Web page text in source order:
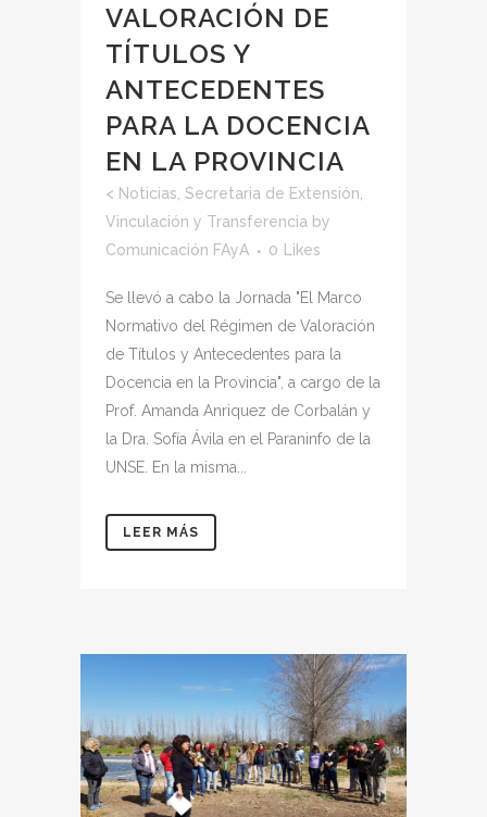
VALORACIÓN DE
TÍTULOS Y
ANTECEDENTES
PARA LA DOCENCIA
EN LA PROVINCIA
< Noticias Secretaria de Extensión,
Vinculación y Transferencia by
Comunicación FAyA
0 Likes
Se llevó a cabo la Jornada "El Marco
Normativo del Régimen de Valoración
de Títulos y Antecedentes para la
Docencia en la Provincia", a cargo de la
Prof. Amanda Anriquez de Corbalán y
la Dra. Sofía Ávila en el Paraninfo de la
UNSE. En la misma...
LEER MÁS